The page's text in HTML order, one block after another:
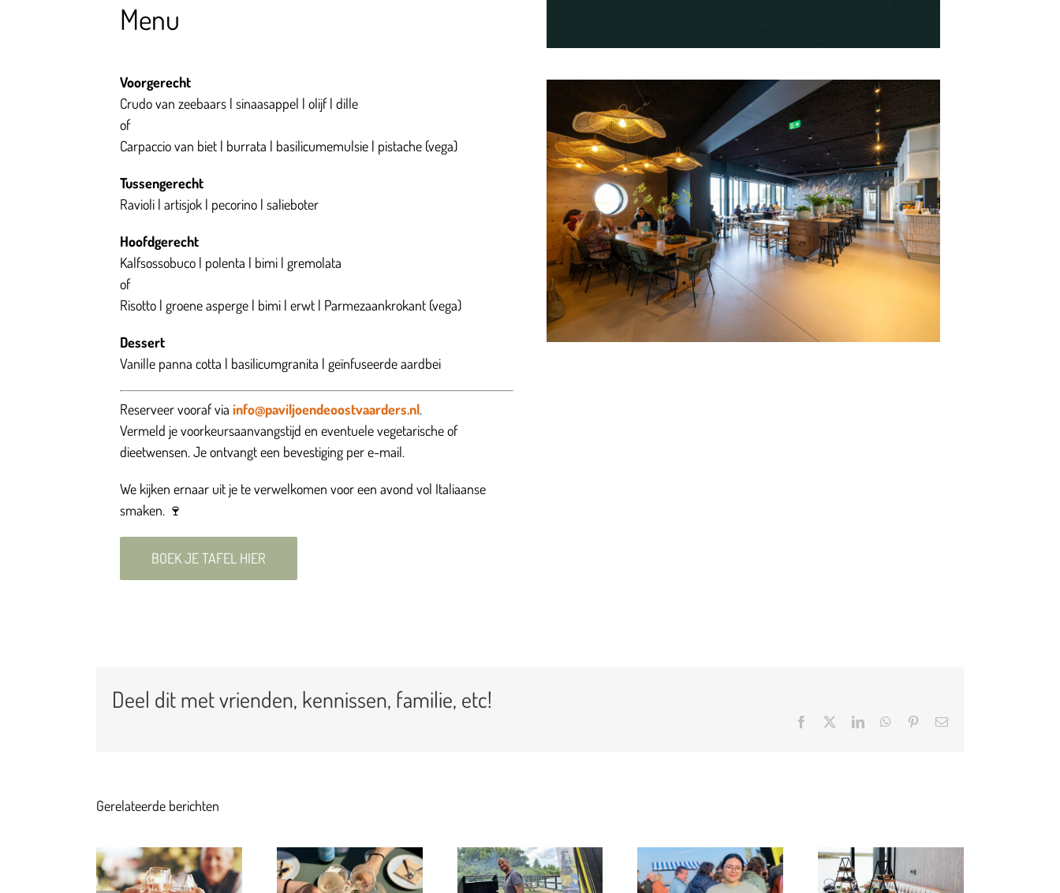
Menu
Voorgerecht
Crudo van zeebaars | sinaasappel | olijf | dille
of
Carpaccio van biet | burrata | basilicumemulsie | pistache (vega)
Tussengerecht
Ravioli | artisjok | pecorino | salieboter
Hoofdgerecht
Kalfsossobuco | polenta | bimi | gremolata
of
Risotto | groene asperge | bimi | erwt | Parmezaankrokant (vega)
Dessert
Vanille panna cotta | basilicumgranita | geïnfuseerde aardbei
Reserveer vooraf via info@paviljoendeoostvaarders.nl.
Vermeld je voorkeursaanvangstijd en eventuele vegetarische of
dieetwensen. Je ontvangt een bevestiging per e-mail.
We kijken ernaar uit je te verwelkomen voor een avond vol Italiaanse
smaken. 🍷
BOEK JE TAFEL HIER
Deel dit met vrienden, kennissen, familie, etc!
Facebook LinkedInWhatsApp
Pinterest
E-
Gerelateerde berichten
SUMMER
VERRAS